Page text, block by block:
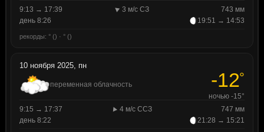
9:13 → 17:39
3 м/с СЗ
743 мм
день 8:26
19:51 → 14:53
рекорды: ° () · ° ()
10 ноября 2025, пн
переменная облачность -12°
ночью -15°
9:15 → 17:37
4 м/с ССЗ
747 мм
день 8:22
21:28 → 15:21